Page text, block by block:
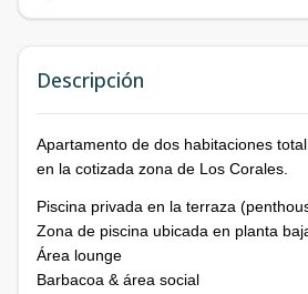
Descripción
Apartamento de dos habitaciones
en la cotizada zona de Los Corales.
Piscina privada en la terraza
Zona de piscina ubicada en planta
Área lounge
Barbacoa & área social